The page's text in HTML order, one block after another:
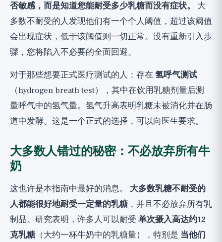
否敏感，而是知道您能耐受多少乳糖而没有症状。
大
多数不耐受的人发现他们有一个个人阈值，超过该阈值
会出现症状，低于该阈值则一切正常。没有重新引入步
骤，您将陷入不必要的全面回避。
对于那些想要正式医疗测试的人：存在氢呼气测试
（hydrogen breath test），其中在饮用乳糖剂量后测
量呼气中的氢气量。氢气升高表明乳糖未被消化并在肠
道中发酵。这是一个正式的选择，可以向医生要求。
大多数人错过的秘密：不必放弃所有牛
奶
这也许是本指南中最好的消息。 大多数乳糖不耐受的
人都能很好地耐受一定量的乳糖，并且不必放弃所有乳
制品。研究表明，许多人可以耐受 单次摄入高达约12
克乳糖（大约一杯牛奶中的乳糖量），特别是 当他们